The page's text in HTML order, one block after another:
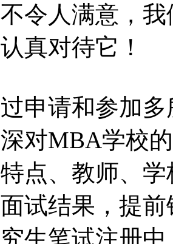
令人满意，
真对待它！
申请和参加
对MBA学校
点、教师、
试结果，提
生笔试注册